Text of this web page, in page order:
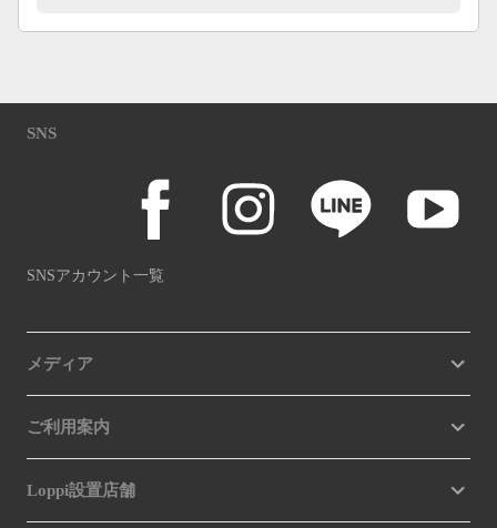
SNS
SNSアカウント一覧
メディア
ご利用案内
Loppi設置店舗